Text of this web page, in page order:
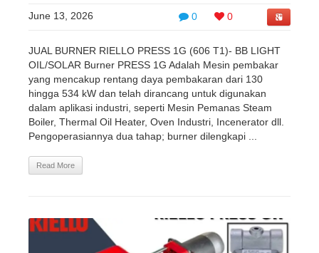
0 0
June 13, 2026
JUAL BURNER RIELLO PRESS 1G (606 T1)- BB LIGHT
OIL/SOLAR Burner PRESS 1G Adalah Mesin pembakar
yang mencakup rentang daya pembakaran dari 130
hingga 534 kW dan telah dirancang untuk digunakan
dalam aplikasi industri, seperti Mesin Pemanas Steam
Boiler, Thermal Oil Heater, Oven Industri, Incenerator dll.
Pengoperasiannya dua tahap; burner dilengkapi ...
Read More